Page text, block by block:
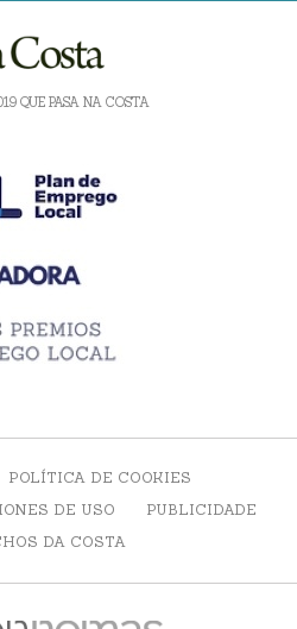
QUE PASA NA COSTA
POLÍTICA DE COOKIES
DE USO
PUBLICIDADE
DA COSTA